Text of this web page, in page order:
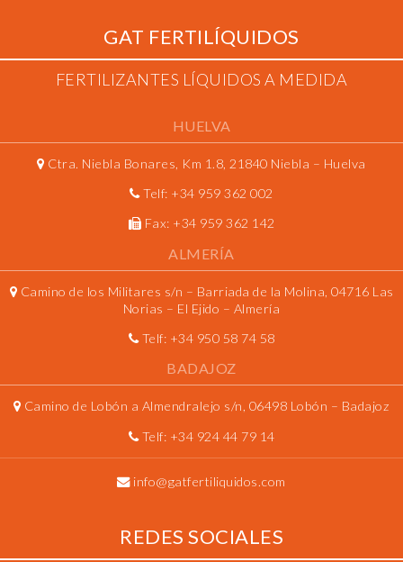
GAT FERTILÍQUIDOS
FERTILIZANTES LÍQUIDOS A MEDIDA
HUELVA
Ctra. Niebla Bonares, Km 1.8, 21840 Niebla – Huelva
Telf: +34 959 362 002
Fax: +34 959 362 142
ALMERÍA
Camino de los Militares s/n – Barriada de la Molina, 04716 Las
Norias – El Ejido – Almería
Telf: +34 950 58 74 58
BADAJOZ
Camino de Lobón a Almendralejo s/n, 06498 Lobón – Badajoz
Telf: +34 924 44 79 14
info@gatfertiliquidos.com
REDES SOCIALES